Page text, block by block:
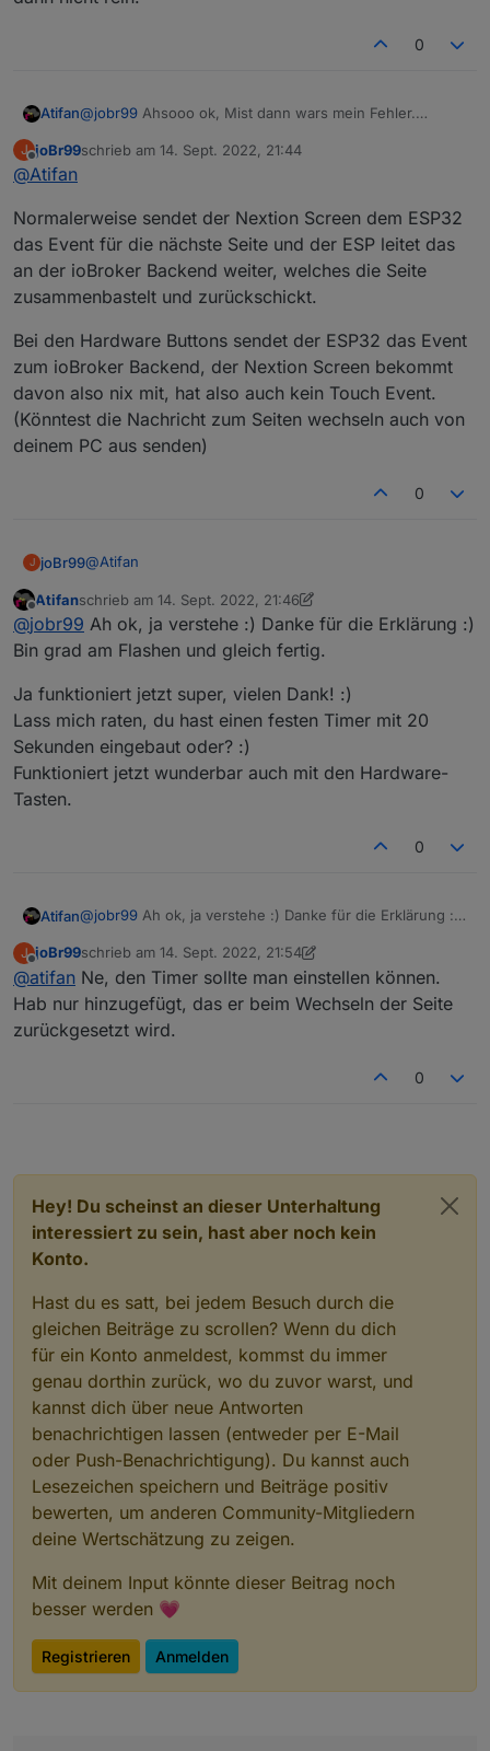
0
Atifan@jobr99 Ahsooo ok, Mist dann wars mein Fehler.
funktioniert wäre das genau das gleiche wie wenn man
Habs grad mal über die probiert und da funktioniert es
wie ihr beschrieben habt, also da haut der Screensaver
J
Offline
joBr99schrieb am 14. Sept. 2022, 21:44
zuletzt editiert von
@Atifan
Normalerweise sendet der Nextion Screen dem ESP32
das Event für die nächste Seite und der ESP leitet das
an der ioBroker Backend weiter, welches die Seite
zusammenbastelt und zurückschickt.
Bei den Hardware Buttons sendet der ESP32 das Event
zum ioBroker Backend, der Nextion Screen bekommt
davon also nix mit, hat also auch kein Touch Event.
(Könntest die Nachricht zum Seiten wechseln auch von
deinem PC aus senden)
0
J joBr99@Atifan
Normalerweise sendet der Nextion Screen dem ESP32
das Event für die nächste Seite und der ESP leitet das
an der ioBroker Backend weiter, welches die Seite
zusammenbastelt und zurückschickt.
Bei den Hardware Buttons sendet der ESP32 das Event
zum ioBroker Backend, der Nextion Screen bekommt
davon also nix mit, hat also auch kein Touch Event.
(Könntest die Nachricht zum Seiten wechseln auch von
deinem PC aus senden)
Offline
Atifanschrieb am 14. Sept. 2022, 21:46
zuletzt editiert von Atifan
@jobr99 Ah ok, ja verstehe :) Danke für die Erklärung :)
Bin grad am Flashen und gleich fertig.
Ja funktioniert jetzt super, vielen Dank! :)
Lass mich raten, du hast einen festen Timer mit 20
Sekunden eingebaut oder? :)
Funktioniert jetzt wunderbar auch mit den Hardware-
Tasten.
0
Atifan@jobr99 Ah ok, ja verstehe :) Danke für die Erklärung :)
Ja funktioniert jetzt super, vielen Dank! :)
Lass mich raten, du hast einen festen Timer mit 20
Sekunden eingebaut oder? :)
Funktioniert jetzt wunderbar auch mit den Hardware-
Tasten.
J
Offline
joBr99schrieb am 14. Sept. 2022, 21:54
zuletzt editiert von joBr99
@atifan Ne, den Timer sollte man einstellen können.
Hab nur hinzugefügt, das er beim Wechseln der Seite
zurückgesetzt wird.
0
Hey! Du scheinst an dieser Unterhaltung
interessiert zu sein, hast aber noch kein
Konto.
Hast du es satt, bei jedem Besuch durch die
gleichen Beiträge zu scrollen? Wenn du dich
für ein Konto anmeldest, kommst du immer
genau dorthin zurück, wo du zuvor warst, und
kannst dich über neue Antworten
benachrichtigen lassen (entweder per E-Mail
oder Push-Benachrichtigung). Du kannst auch
Lesezeichen speichern und Beiträge positiv
bewerten, um anderen Community-Mitgliedern
deine Wertschätzung zu zeigen.
Mit deinem Input könnte dieser Beitrag noch
besser werden 💗
Registrieren Anmelden